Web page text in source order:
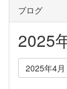
ブログ
2025
2025年4月